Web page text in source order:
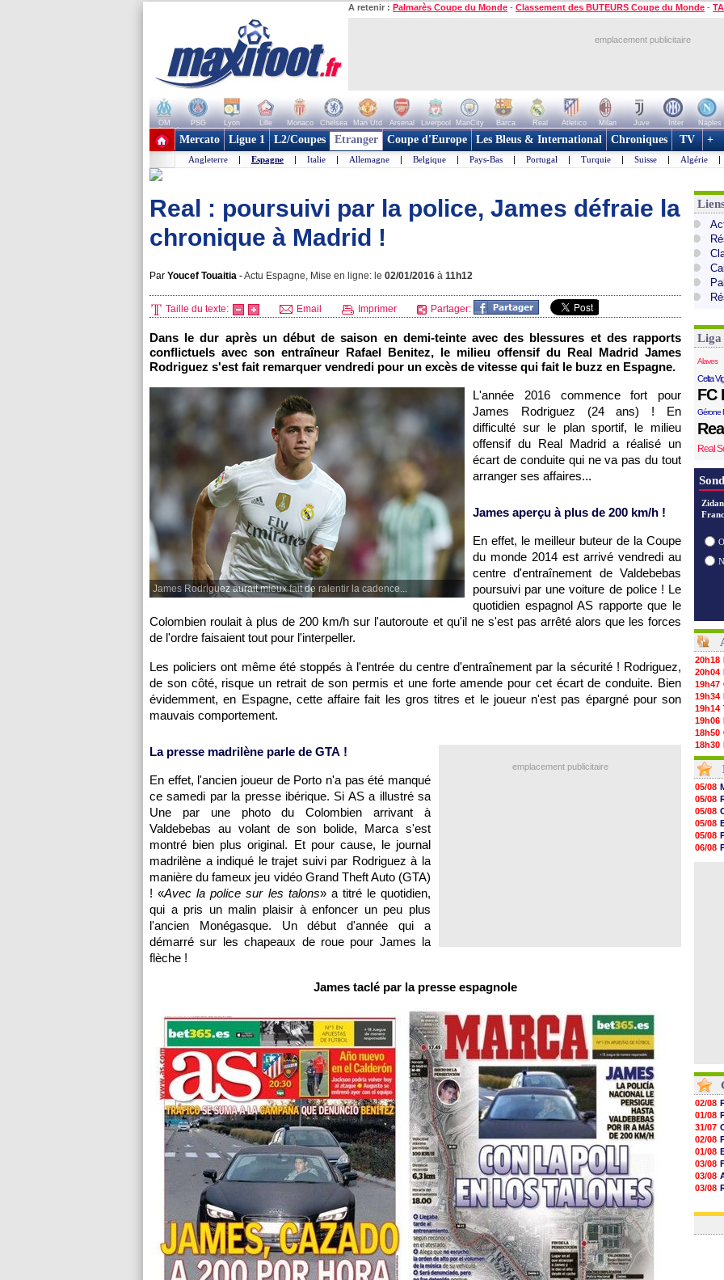
A retenir : Palmarès Coupe du Monde - Classement des BUTEURS Coupe du Monde -
emplacement publicitaire
OM PSG Lyon Lille Monaco Chelsea Man Utd Arsenal Liverpool ManCity Barca Real Atletico Milan Juve Inter Naples
+ de clubs
Mercato Ligue 1 L2/Coupes Etranger Coupe d'Europe Les Bleus & International Chroniques TV +
Angleterre | Espagne | Italie | Allemagne | Belgique | Pays-Bas | Portugal | Turquie | Suisse | Algérie |
Real : poursuivi par la police, James défraie la
chronique à Madrid !
Par Youcef Touaitia -Actu Espagne, Mise en ligne: le 02/01/2016 à 11h12
Taille du texte: Email Imprimer Partager:
Dans le dur après un début de saison en demi-teinte avec des blessures et des rapports
conflictuels avec son entraîneur Rafael Benitez, le milieu offensif du Real Madrid James
Rodriguez s'est fait remarquer vendredi pour un excès de vitesse qui fait le buzz en Espagne.
James Rodriguez aurait mieux fait de ralentir la cadence...
L'année 2016 commence fort pour
James Rodriguez (24 ans) ! En
difficulté sur le plan sportif, le milieu
offensif du Real Madrid a réalisé un
écart de conduite qui ne va pas du tout
arranger ses affaires...
James aperçu à plus de 200 km/h !
En effet, le meilleur buteur de la Coupe
du monde 2014 est arrivé vendredi au
centre d'entraînement de Valdebebas
poursuivi par une voiture de police ! Le
quotidien espagnol AS rapporte que le
Colombien roulait à plus de 200 km/h sur l'autoroute et qu'il ne s'est pas arrêté alors que les forces
de l'ordre faisaient tout pour l'interpeller.
Les policiers ont même été stoppés à l'entrée du centre d'entraînement par la sécurité ! Rodriguez,
de son côté, risque un retrait de son permis et une forte amende pour cet écart de conduite. Bien
évidemment, en Espagne, cette affaire fait les gros titres et le joueur n'est pas épargné pour son
mauvais comportement.
emplacement publicitaire
La presse madrilène parle de GTA !
En effet, l'ancien joueur de Porto n'a pas été manqué
ce samedi par la presse ibérique. Si AS a illustré sa
Une par une photo du Colombien arrivant à
Valdebebas au volant de son bolide, Marca s'est
montré bien plus original. Et pour cause, le journal
madrilène a indiqué le trajet suivi par Rodriguez à la
manière du fameux jeu vidéo Grand Theft Auto (GTA)
! «Avec la police sur les talons» a titré le quotidien,
qui a pris un malin plaisir à enfoncer un peu plus
l'ancien Monégasque. Un début d'année qui a
démarré sur les chapeaux de roue pour James la
flèche !
James taclé par la presse espagnole
Liga
Alaves
Celta
FC
Gérone
Real
20h18
20h04
19h47
19h34
19h14
19h06
18h50
18h30
18h20
17h58
17h47
17h34
17h22
17h10
16h59
16h53
16h45
05/08
05/08
05/08
05/08
05/08
06/08
02/08
01/08
31/07
02/08
01/08
03/08
03/08
03/08
31/07